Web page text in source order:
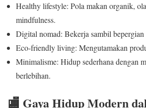
Healthy lifestyle: Pola makan organik,
mindfulness.
Digital nomad: Bekerja sambil bepergian
Eco-friendly living: Mengutamakan
Minimalisme: Hidup sederhana dengan
berlebihan.
🏬 Gaya Hidup Modern